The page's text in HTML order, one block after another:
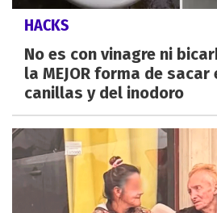
HACKS
No es con vinagre ni
la MEJOR forma de
canillas y del inodoro